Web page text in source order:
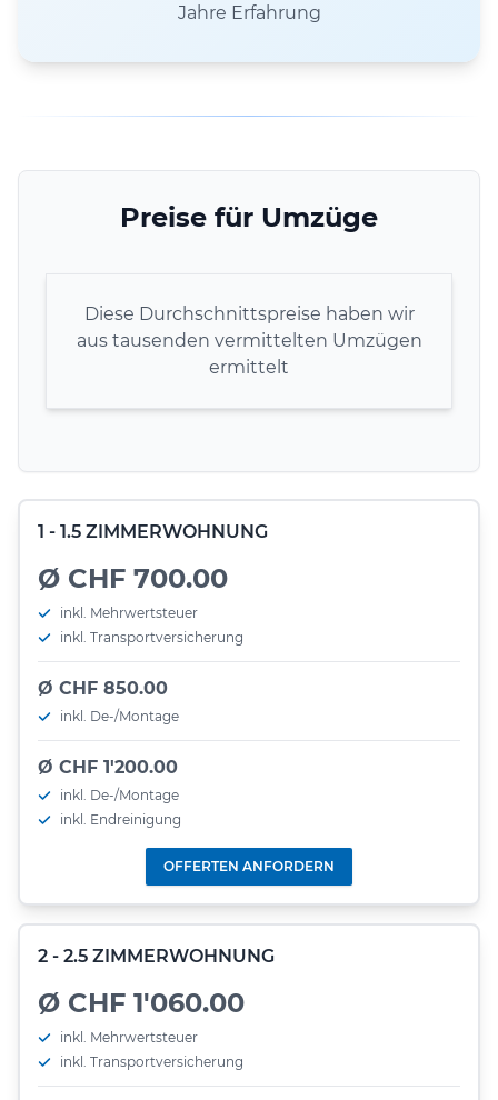
Jahre Erfahrung
Preise für Umzüge
Diese Durchschnittspreise haben wir
aus tausenden vermittelten Umzügen
ermittelt
1 - 1.5 ZIMMERWOHNUNG
Ø CHF 700.00
inkl. Mehrwertsteuer
inkl. Transportversicherung
Ø CHF 850.00
inkl. De-/Montage
Ø CHF 1'200.00
inkl. De-/Montage
inkl. Endreinigung
OFFERTEN ANFORDERN
2 - 2.5 ZIMMERWOHNUNG
Ø CHF 1'060.00
inkl. Mehrwertsteuer
inkl. Transportversicherung